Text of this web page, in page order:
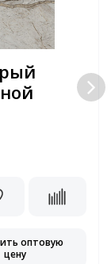
оптовую
цену